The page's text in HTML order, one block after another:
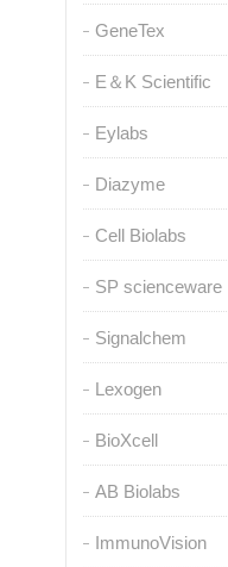
GeneTex
E＆K Scientific
Eylabs
Diazyme
Cell Biolabs
SP scienceware
Signalchem
Lexogen
BioXcell
AB Biolabs
ImmunoVision